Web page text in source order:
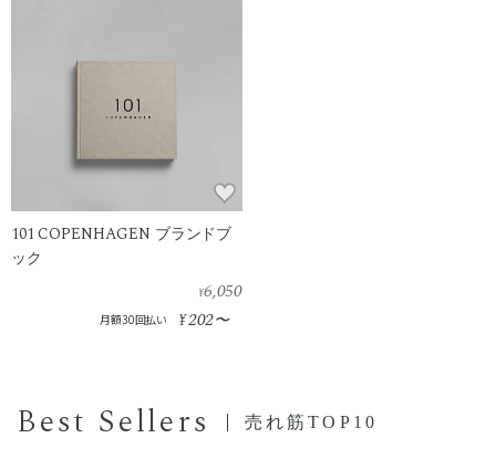
101 COPENHAGEN ブランドブ
ック
¥6,050
月額30回払い ¥202〜
Best Sellers 売れ筋TOP10